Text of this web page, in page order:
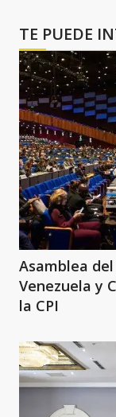
TE PUEDE
Asamblea
Venezuela y
la CPI